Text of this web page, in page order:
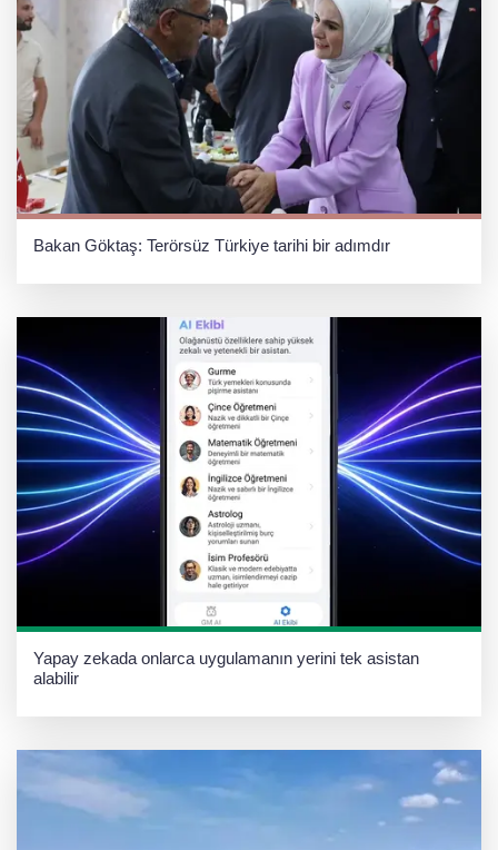
Bakan Göktaş: Terörsüz Türkiye tarihi bir adımdır
Yapay zekada onlarca uygulamanın yerini tek asistan
alabilir